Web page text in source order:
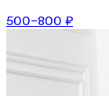
500–800 ₽